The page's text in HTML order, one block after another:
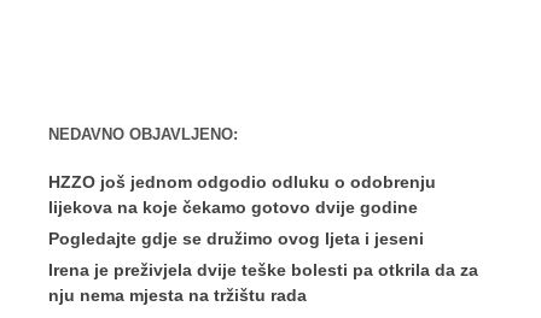
NEDAVNO OBJAVLJENO:
HZZO još jednom odgodio odluku o odobrenju
lijekova na koje čekamo gotovo dvije godine
Pogledajte gdje se družimo ovog ljeta i jeseni
Irena je preživjela dvije teške bolesti pa otkrila da za
nju nema mjesta na tržištu rada